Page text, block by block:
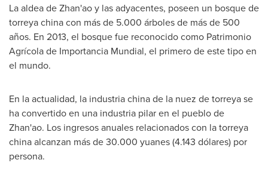
La aldea de Zhan'ao y las adyacentes, poseen un bosque de
torreya china con más de 5.000 árboles de más de 500
años. En 2013, el bosque fue reconocido como Patrimonio
Agrícola de Importancia Mundial, el primero de este tipo en
el mundo.
En la actualidad, la industria china de la nuez de torreya se
ha convertido en una industria pilar en el pueblo de
Zhan'ao. Los ingresos anuales relacionados con la torreya
china alcanzan más de 30.000 yuanes (4.143 dólares) por
persona.